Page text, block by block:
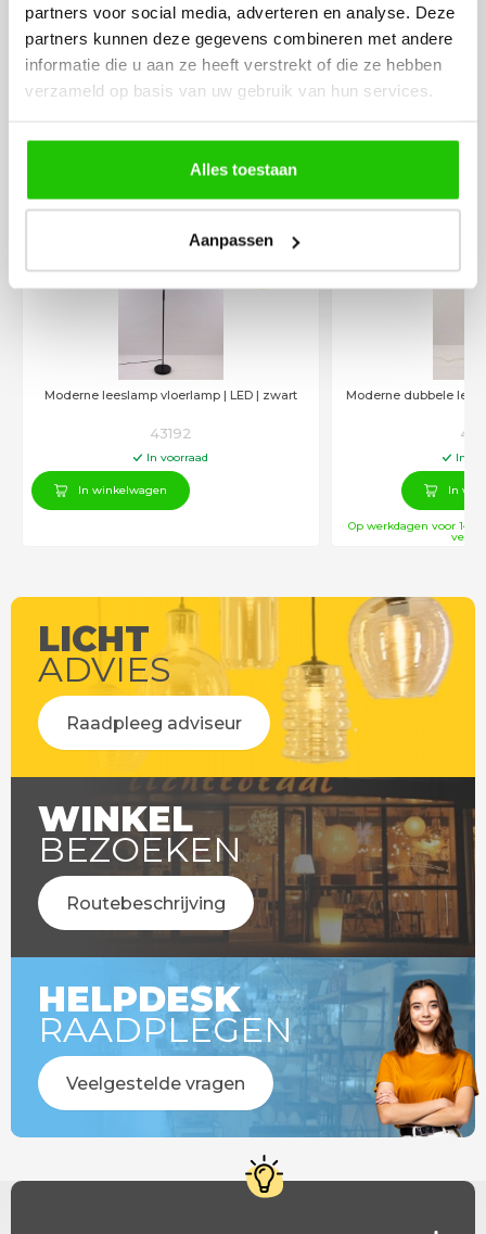
partners voor social media, adverteren en analyse. Deze
partners kunnen deze gegevens combineren met andere
informatie die u aan ze heeft verstrekt of die ze hebben
verzameld op basis van uw gebruik van hun services.
Alles toestaan
Aanpassen
MEER PRODUCTEN
UIT DE SERIE CIAMUR
Moderne leeslamp vloerlamp | LED | zwart
€99,50
43192
In voorraad
In winkelwagen
Moderne dubbele
In
In
Op werkdagen voor
LICHT
ADVIES
Raadpleeg adviseur
WINKEL
BEZOEKEN
Routebeschrijving
HELPDESK
RAADPLEGEN
Veelgestelde vragen